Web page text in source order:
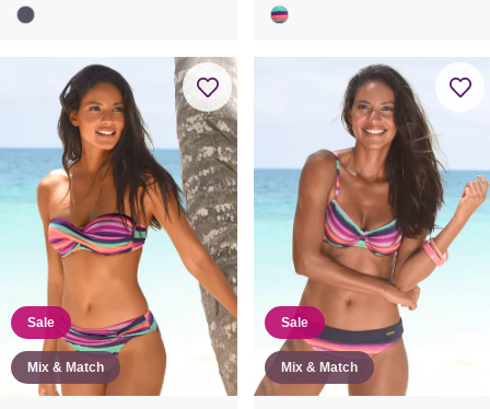
Sale
Mix & Match
Sale
Mix & Match